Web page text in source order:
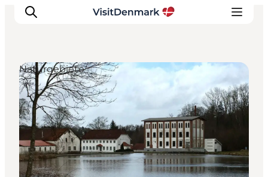
Inspiration
Regionen
Erlebnisse
Unterkünfte
Reiseplanung
Naturgebiete